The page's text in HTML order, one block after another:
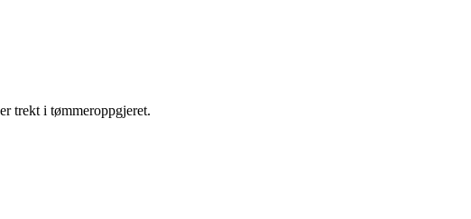
trekt i tømmeroppgjeret.